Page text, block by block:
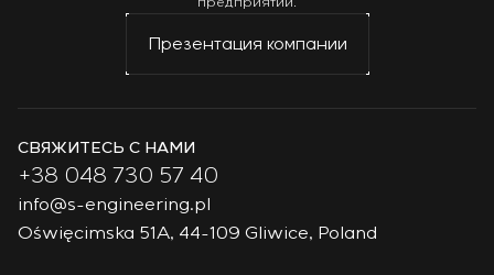
Презентация компании
СВЯЖИТЕСЬ С НАМИ
+38 048 730 57 40
info@s-engineering.pl
Oświęcimska 51A, 44-109 Gliwice, Poland